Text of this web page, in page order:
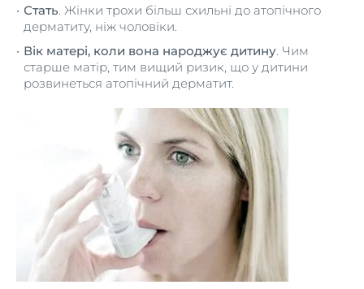
Стать. Жінки трохи більш схильні до атопічного
дерматиту, ніж чоловіки.
Вік матері, коли вона народжує дитину. Чим
старше матір, тим вищий ризик, що у дитини
розвинеться атопічний дерматит.